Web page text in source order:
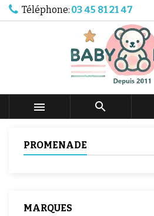
Téléphone: 03 45 81 21 47
 
PROMENADE
MARQUES